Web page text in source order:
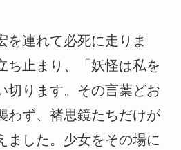
を連れて必死に走りま
ち止まり、「妖怪は私を
切ります。その言葉どお
わず、褚思鏡たちだけが
ました。少女をその場に